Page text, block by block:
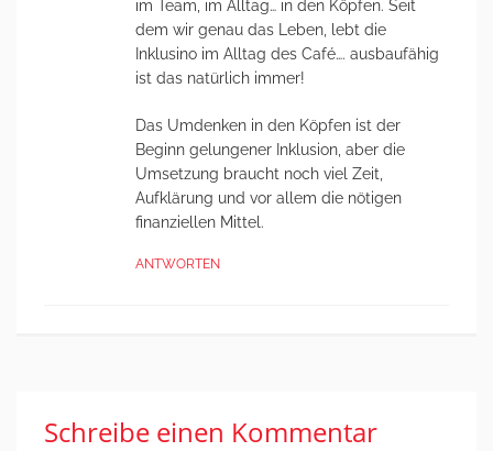
im Team, im Alltag… in den Köpfen. Seit
dem wir genau das Leben, lebt die
Inklusino im Alltag des Café…. ausbaufähig
ist das natürlich immer!
Das Umdenken in den Köpfen ist der
Beginn gelungener Inklusion, aber die
Umsetzung braucht noch viel Zeit,
Aufklärung und vor allem die nötigen
finanziellen Mittel.
ANTWORTEN
Schreibe einen Kommentar